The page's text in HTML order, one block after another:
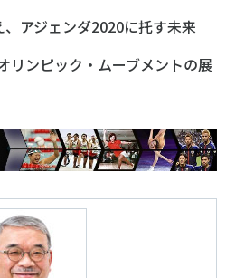
アジェンダ2020に托す未来
リンピック・ムーブメントの展